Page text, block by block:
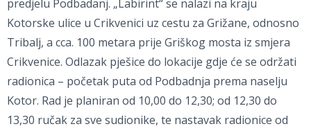
predjelu Podbadanj. „Labirint“ se nalazi na kraju
Kotorske ulice u Crikvenici uz cestu za Grižane, odnosno
Tribalj, a cca. 100 metara prije Griškog mosta iz smjera
Crikvenice. Odlazak pješice do lokacije gdje će se održati
radionica – početak puta od Podbadnja prema naselju
Kotor. Rad je planiran od 10,00 do 12,30; od 12,30 do
13,30 ručak za sve sudionike, te nastavak radionice od